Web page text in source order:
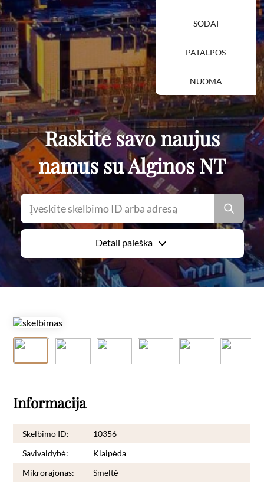
SODAI
PATALPOS
NUOMA
Raskite savo naujus
namus su Alginos NT
Detali paieška
Informacija
Skelbimo ID:
10356
Savivaldybė:
Klaipėda
Mikrorajonas:
Smeltė